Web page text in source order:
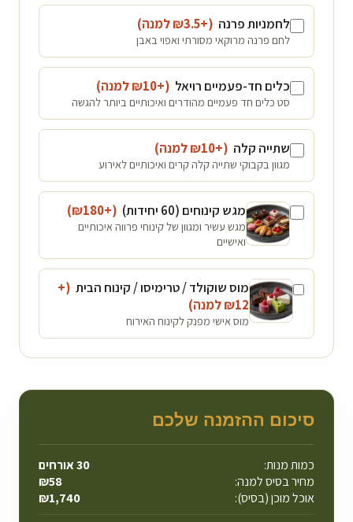
לחמניות פרנה (+₪
3.5 למנה)
לחם פרנה מרוקאי מסורתי ואפוי באבן
כלים חד-פעמיים רויאל (+₪
10 למנה)
סט כלים חד פעמיים מהודרים ואיכותיים ביותר להגשה
שתייה קלה (+₪
10 למנה)
מגוון בקבוקי שתייה קלה קרים ואיכותיים לאירוע
מגש קינוחים (60 יחידות) (+₪
180
)
מגש עשיר ומגוון של קינוחי פרווה איכותיים
ואישיים
מוס שוקולד / טרימיסו / קינוח הבית (+
₪12 למנה)
מוס אישי מפנק לקינוח האירוח
סיכום ההזמנה שלכם
כמות מנות: 30אורחים
מחיר בסיס למנה:
₪58
אוכל מוכן (בסיס):
₪1,740